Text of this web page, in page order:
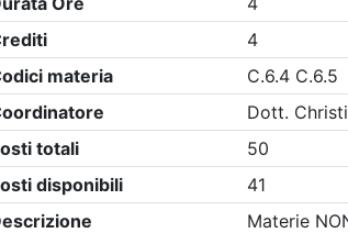
Ordine dei Dottori Commercialisti e degli
Esperti Contabili di Perugia